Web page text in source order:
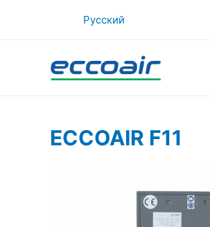
Русский
ECCOAIR F11